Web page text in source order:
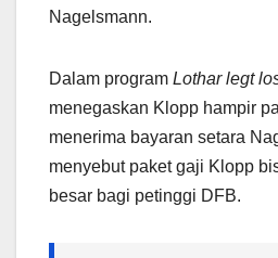
Nagelsmann.
Dalam program Lothar legt
menegaskan Klopp hampir
menerima bayaran setara
menyebut paket gaji Klopp
besar bagi petinggi DFB.